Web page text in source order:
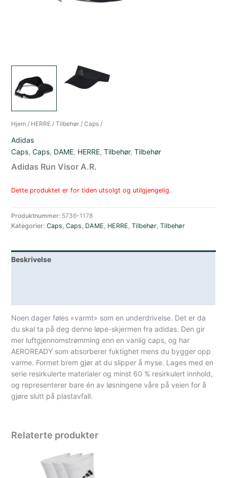
Hjem / HERRE /Tilbehør /Caps /
Adidas
Caps,Caps, DAME, HERRE,Tilbehør,Tilbehør
Adidas Run Visor A.R.
Dette produktet er for tiden utsolgt og utilgjengelig.
Produktnummer: 5736-1178
Kategorier:Caps,Caps, DAME, HERRE,Tilbehør,Tilbehør
Beskrivelse
Noen dager føles «varmt» som en underdrivelse. Det er da
du skal ta på deg denne løpe-skjermen fra adidas. Den gir
mer luftgjennomstrømming enn en vanlig caps, og har
AEROREADY som absorberer fuktighet mens du bygger opp
varme. Formet brem gjør at du slipper å myse. Lages med en
serie resirkulerte materialer og minst 60 % resirkulert innhold,
og representerer bare én av løsningene våre på veien for å
gjøre slutt på plastavfall.
Relaterte produkter